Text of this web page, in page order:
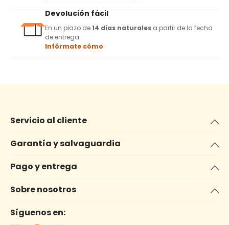
Devolución fácil
En un plazo de14 días naturales a partir de la fecha
de entrega
Infórmate cómo
Servicio al cliente
Garantía y salvaguardia
Pago y entrega
Sobre nosotros
Síguenos en: